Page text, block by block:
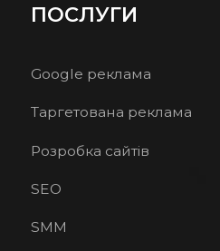
ПОСЛУГИ
Google реклама
Таргетована реклама
Розробка сайтів
SEO
SMM